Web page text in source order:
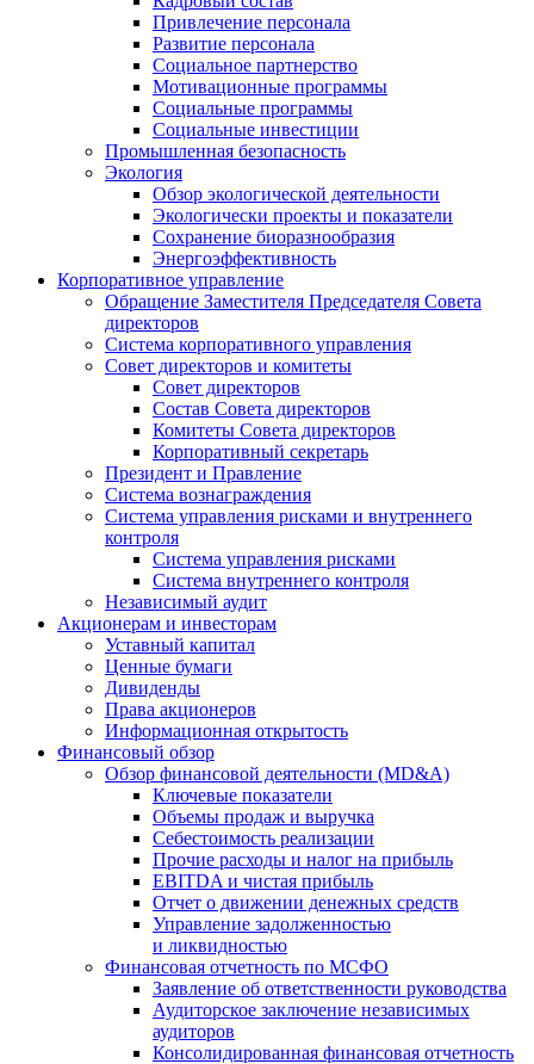
Привлечение персонала
Развитие персонала
Социальное партнерство
Мотивационные программы
Социальные программы
Социальные инвестиции
Промышленная безопасность
Экология
Обзор экологической деятельности
Экологически проекты и показатели
Сохранение биоразнообразия
Энергоэффективность
Корпоративное управление
Обращение Заместителя Председателя Совета
директоров
Система корпоративного управления
Совет директоров и комитеты
Совет директоров
Состав Совета директоров
Комитеты Совета директоров
Корпоративный секретарь
Президент и Правление
Система вознаграждения
Система управления рисками и внутреннего
контроля
Система управления рисками
Система внутреннего контроля
Независимый аудит
Акционерам и инвесторам
Уставный капитал
Ценные бумаги
Дивиденды
Права акционеров
Информационная открытость
Финансовый обзор
Обзор финансовой деятельности (MD&A)
Ключевые показатели
Объемы продаж и выручка
Себестоимость реализации
Прочие расходы и налог на прибыль
EBITDA и чистая прибыль
Отчет о движении денежных средств
Управление задолженностью
и ликвидностью
Финансовая отчетность по МСФО
Заявление об ответственности руководства
Аудиторское заключение независимых
аудиторов
Консолидированная финансовая отчетность